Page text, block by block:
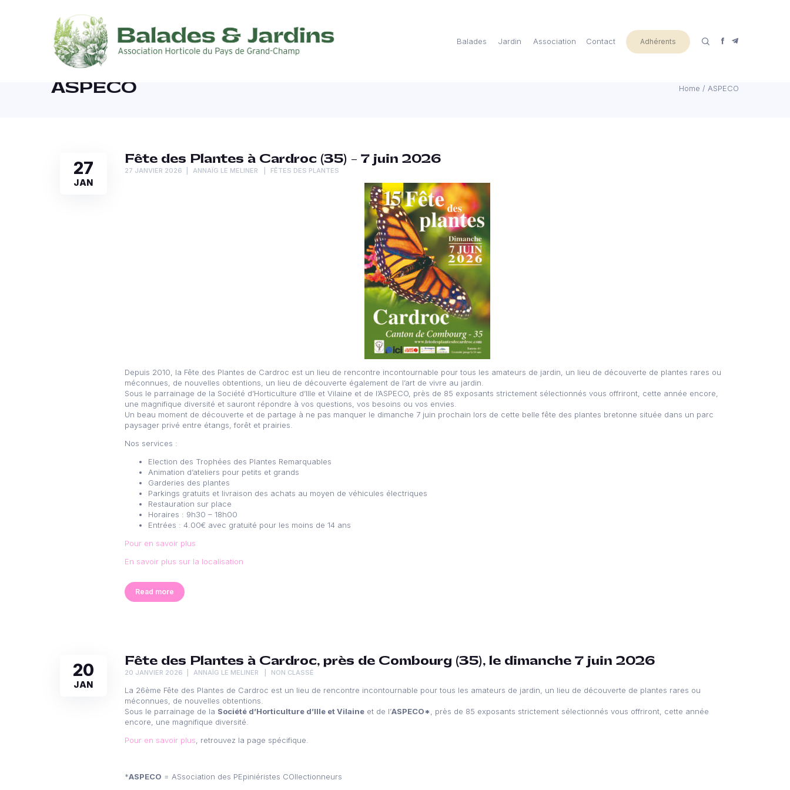
Balades Jardin Association Adhérents
Contact
ASPECO Home / ASPECO
27
JAN
Fête des Plantes à Cardroc (35) – 7 juin 2026
27 JANVIER 2026 ANNAÏG LE MELINER FÊTES DES PLANTES
Depuis 2010, la Fête des Plantes de Cardroc est un lieu de rencontre incontournable pour tous les amateurs de jardin, un lieu de découverte de plantes rares ou
méconnues, de nouvelles obtentions, un lieu de découverte également de l’art de vivre au jardin.
Sous le parrainage de la Société d’Horticulture d’Ille et Vilaine et de l’ASPECO, près de 85 exposants strictement sélectionnés vous offriront, cette année encore,
une magnifique diversité et sauront répondre à vos questions, vos besoins ou vos envies.
Un beau moment de découverte et de partage à ne pas manquer le dimanche 7 juin prochain lors de cette belle fête des plantes bretonne située dans un parc
paysager privé entre étangs, forêt et prairies.
Nos services :
Election des Trophées des Plantes Remarquables
Animation d’ateliers pour petits et grands
Garderies des plantes
Parkings gratuits et livraison des achats au moyen de véhicules électriques
Restauration sur place
Horaires : 9h30 – 18h00
Entrées : 4.00€ avec gratuité pour les moins de 14 ans
Pour en savoir plus
En savoir plus sur la localisation
Read more
20
JAN
Fête des Plantes à Cardroc, près de Combourg (35), le dimanche 7 juin 2026
20 JANVIER 2026 ANNAÏG LE MELINER NON CLASSÉ
La 26ème Fête des Plantes de Cardroc est un lieu de rencontre incontournable pour tous les amateurs de jardin, un lieu de découverte de plantes rares ou
méconnues, de nouvelles obtentions.
Sous le parrainage de la Société d’Horticulture d’Ille et Vilaine et de l’ASPECO*
, près de 85 exposants strictement sélectionnés vous offriront, cette année
encore, une magnifique diversité.
Pour en savoir plus , retrouvez la page spécifique.
*ASPECO = ASsociation des PEpiniéristes COllectionneurs